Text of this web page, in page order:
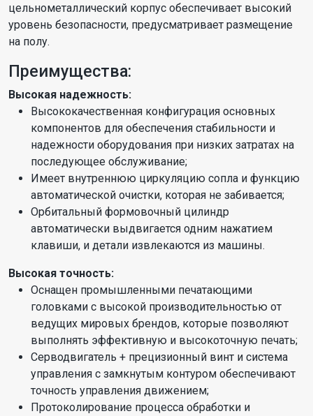
цельнометаллический корпус обеспечивает высокий
уровень безопасности, предусматривает размещение
на полу.
Преимущества:
Высокая надежность:
Высококачественная конфигурация основных
компонентов для обеспечения стабильности и
надежности оборудования при низких затратах на
последующее обслуживание;
Имеет внутреннюю циркуляцию сопла и функцию
автоматической очистки, которая не забивается;
Орбитальный формовочный цилиндр
автоматически выдвигается одним нажатием
клавиши, и детали извлекаются из машины.
Высокая точность:
Оснащен промышленными печатающими
головками с высокой производительностью от
ведущих мировых брендов, которые позволяют
выполнять эффективную и высокоточную печать;
Серводвигатель + прецизионный винт и система
управления с замкнутым контуром обеспечивают
точность управления движением;
Протоколирование процесса обработки и